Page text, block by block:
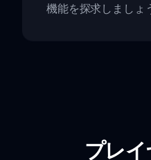
機能を探求しましょ
プレ